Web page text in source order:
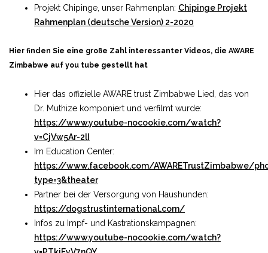
Projekt Chipinge, unser Rahmenplan: Chipinge Projekt
Rahmenplan (deutsche Version) 2-2020
Hier finden Sie eine große Zahl interessanter Videos, die AWARE
Zimbabwe auf you tube gestellt hat
Hier das offizielle AWARE trust Zimbabwe Lied, das von
Dr. Muthize komponiert und verfilmt wurde:
https://www.youtube-nocookie.com/watch?
v=CjVw5Ar-2lI
Im Education Center:
https://www.facebook.com/AWARETrustZimbabwe/
type=3&theater
Partner bei der Versorgung von Haushunden:
https://dogstrustinternational.com/
Infos zu Impf- und Kastrationskampagnen:
https://www.youtube-nocookie.com/watch?